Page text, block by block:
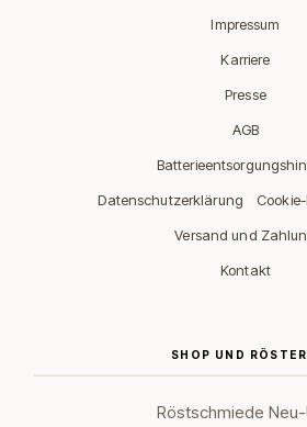
Impressum
Karriere
Presse
AGB
Datenschutzerklärung
Versand und
Kontakt
SHOP UND
Röstschmiede